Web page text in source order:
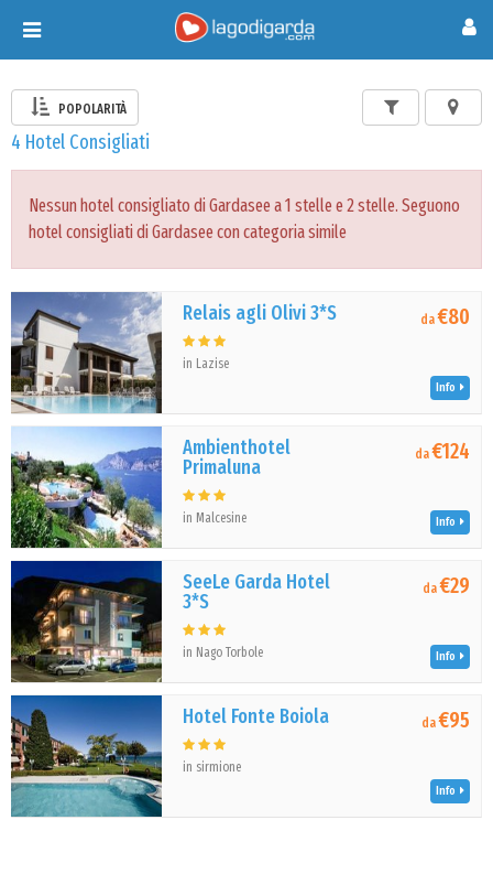
Toggle
navigation
POPOLARITÀ
4 Hotel Consigliati
Nessun hotel consigliato di Gardasee a 1 stelle e 2 stelle. Seguono
hotel consigliati di Gardasee con categoria simile
Relais agli Olivi 3*S
in Lazise
da€80
Info
Ambienthotel
Primaluna
in Malcesine
da€124
Info
SeeLe Garda Hotel
3*S
in Nago Torbole
da€29
Info
Hotel Fonte Boiola
in sirmione
da€95
Info